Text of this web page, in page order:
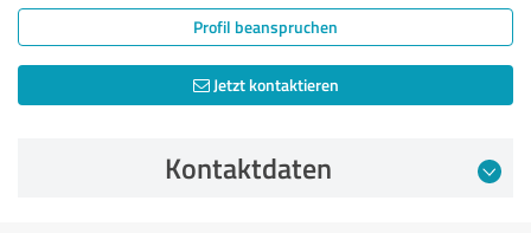
Profil beanspruchen
Jetzt kontaktieren
Kontaktdaten